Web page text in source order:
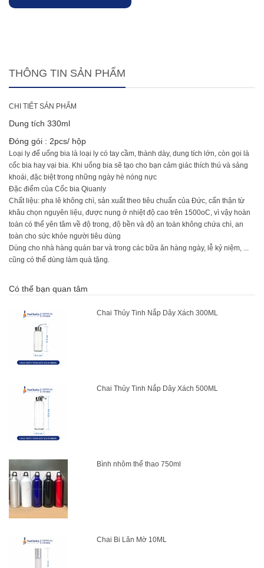
THÔNG TIN SẢN PHẨM
CHI TIẾT SẢN PHẨM
Dung tích 330ml
Đóng gói : 2pcs/ hộp
Loại ly để uống bia là loại ly có tay cầm, thành dày, dung tích lớn, còn gọi là
cốc bia hay vại bia. Khi uống bia sẽ tạo cho bạn cảm giác thích thú và sảng
khoái, đặc biệt trong những ngày hè nóng nực
Đặc điểm của Cốc bia Qiuanly
Chất liệu: pha lê không chì, sản xuất theo tiêu chuẩn của Đức, cẩn thận từ
khâu chọn nguyên liệu, được nung ở nhiệt độ cao trên 1500oC, vì vậy hoàn
toàn có thể yên tâm về độ trong, độ bền và độ an toàn không chứa chì, an
toàn cho sức khỏe người tiêu dùng
Dùng cho nhà hàng quán bar và trong các bữa ăn hàng ngày, lễ kỷ niệm, ...
cũng có thể dùng làm quà tặng.
Có thể bạn quan tâm
Chai Thủy Tinh Nắp Dây Xách 300ML
Chai Thủy Tinh Nắp Dây Xách 500ML
Bình nhôm thể thao 750ml
Chai Bi Lăn Mờ 10ML